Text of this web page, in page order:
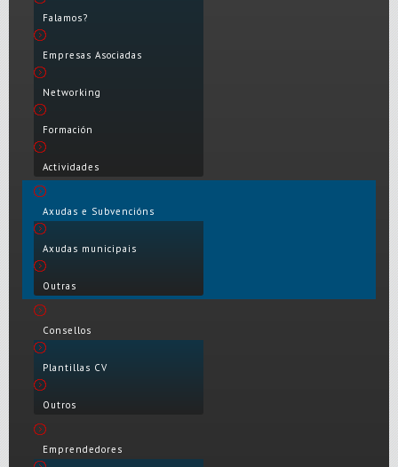
Falamos?
Empresas Asociadas
Networking
Formación
Actividades
Axudas e Subvencións
Axudas municipais
Outras
Consellos
Plantillas CV
Outros
Emprendedores